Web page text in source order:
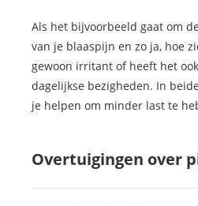
Als het bijvoorbeeld gaat om
van je blaaspijn en zo ja, hoe
gewoon irritant of heeft het
dagelijkse bezigheden. In
je helpen om minder last te
Overtuigingen over